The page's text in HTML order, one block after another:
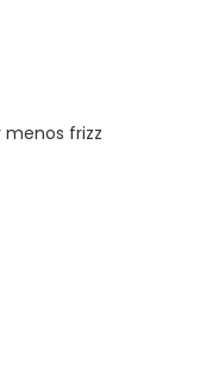
frizz